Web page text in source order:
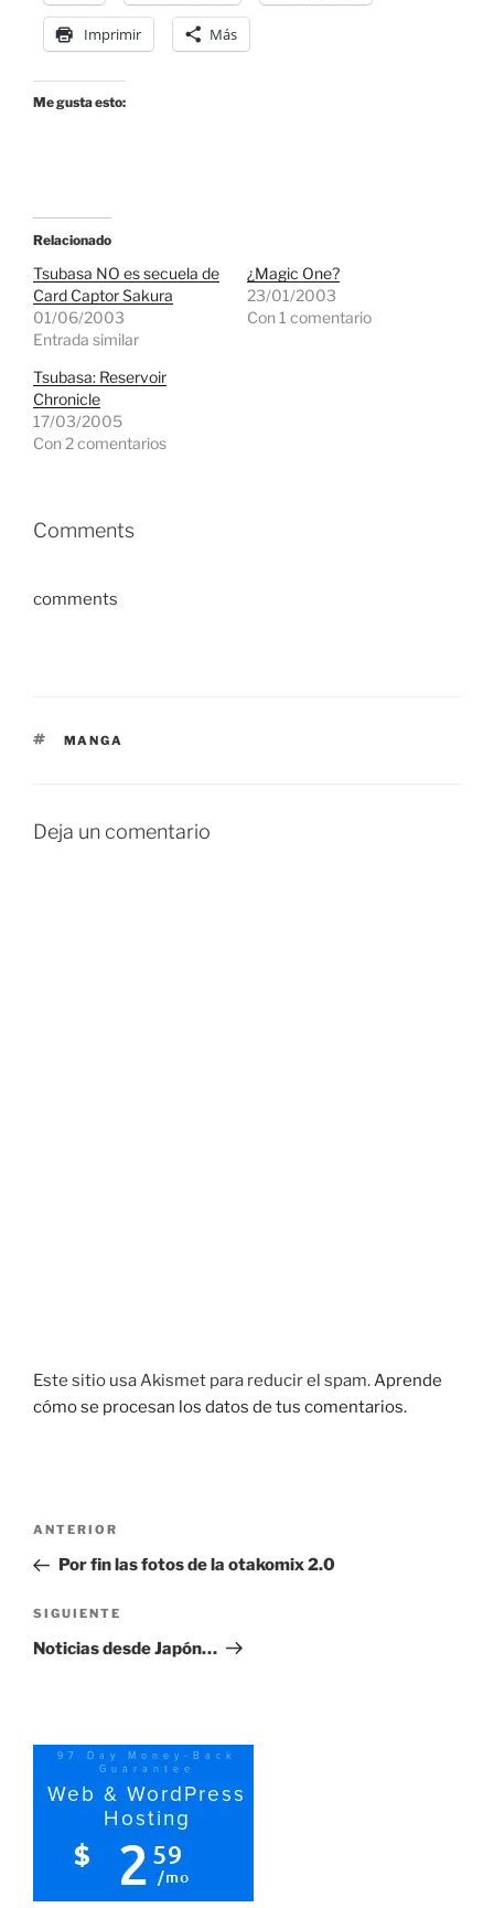
Imprimir Más
Me gusta esto:
Relacionado
Tsubasa NO es secuela de
Card Captor Sakura
01/06/2003
Entrada similar
¿Magic One?
23/01/2003
Con 1 comentario
Tsubasa: Reservoir
Chronicle
17/03/2005
Con 2 comentarios
Comments
comments
ETIQUETAS
MANGA
Deja un comentario
Este sitio usa Akismet para reducir el spam.Aprende
cómo se procesan los datos de tus comentarios.
Navegación
entradas
Entrada
anterior:
ANTERIOR
Por fin las fotos de la otakomix 2.0
Siguiente
entrada
SIGUIENTE
Noticias desde Japón…